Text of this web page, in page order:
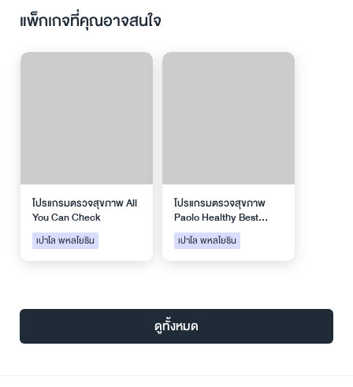
แพ็กเกจที่คุณอาจสนใจ
โปรแกรมตรวจสุขภาพ All
You Can Check
เปาโล พหลโยธิน
โปรแกรมตรวจสุขภาพ
Paolo Healthy Best
Seller
เปาโล พหลโยธิน
ดูทั้งหมด